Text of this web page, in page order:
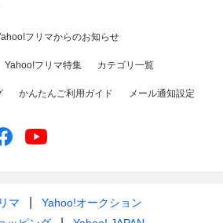
フリマからのお知らせ
Yahoo!フリマ特集 カテゴリ一覧
かんたんご利用ガイド メール通知設定
マ
Yahoo!オークション